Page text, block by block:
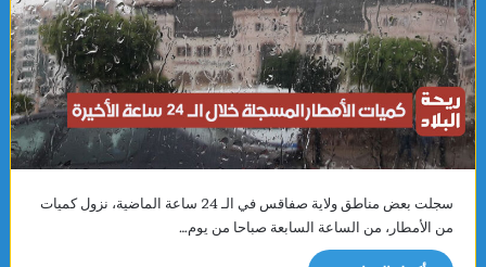
سجلت بعض مناطق ولاية صفاقس في الـ 24 ساعة الماضية، نزول كميات
من الأمطار، من الساعة السابعة صباحا من يوم…